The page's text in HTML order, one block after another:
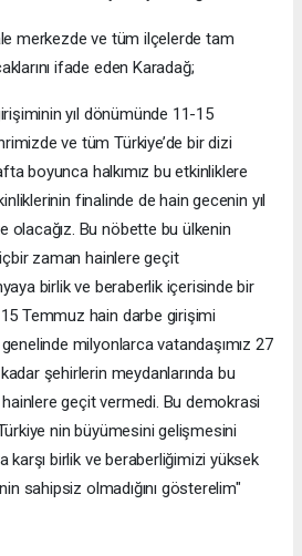
merkezde ve tüm ilçelerde tam
ifade eden Karadağ;
yıl dönümünde 11-15
ve tüm Türkiye’de bir dizi
boyunca halkımız bu etkinliklere
finalinde de hain gecenin yıl
olacağız. Bu nöbette bu ülkenin
zaman hainlere geçit
birlik ve beraberlik içerisinde bir
Temmuz hain darbe girişimi
milyonlarca vatandaşımız 27
şehirlerin meydanlarında bu
geçit vermedi. Bu demokrasi
nin büyümesini gelişmesini
karşı birlik ve beraberliğimizi yüksek
sahipsiz olmadığını gösterelim"